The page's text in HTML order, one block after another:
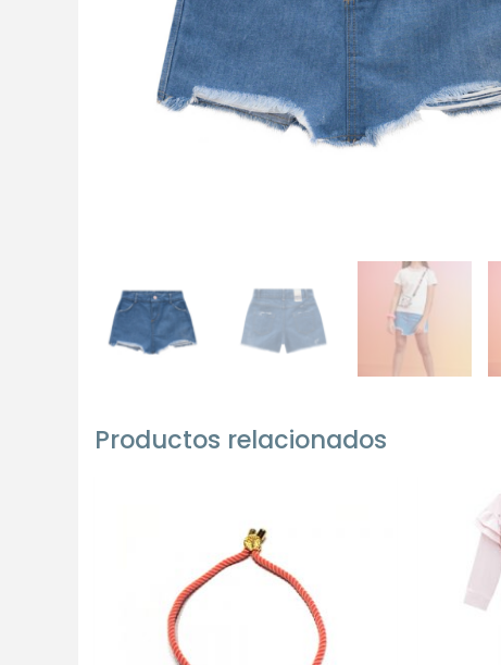
Productos relacionados